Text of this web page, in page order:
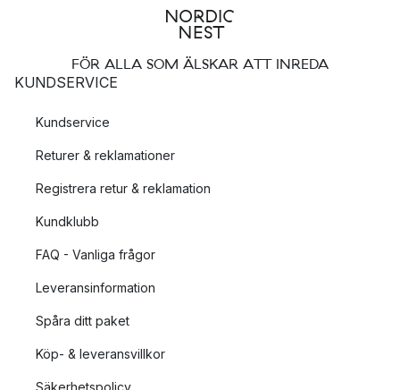
FÖR ALLA SOM ÄLSKAR ATT INREDA
KUNDSERVICE
Kundservice
Returer & reklamationer
Registrera retur & reklamation
Kundklubb
FAQ - Vanliga frågor
Leveransinformation
Spåra ditt paket
Köp- & leveransvillkor
Säkerhetspolicy